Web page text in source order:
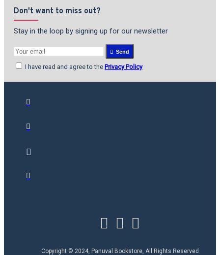
Don't want to miss out?
Stay in the loop by signing up for our newsletter
Send
I have read and agree to the Privacy Policy
Copyright © 2024, Panuval Bookstore, All Rights Reserved